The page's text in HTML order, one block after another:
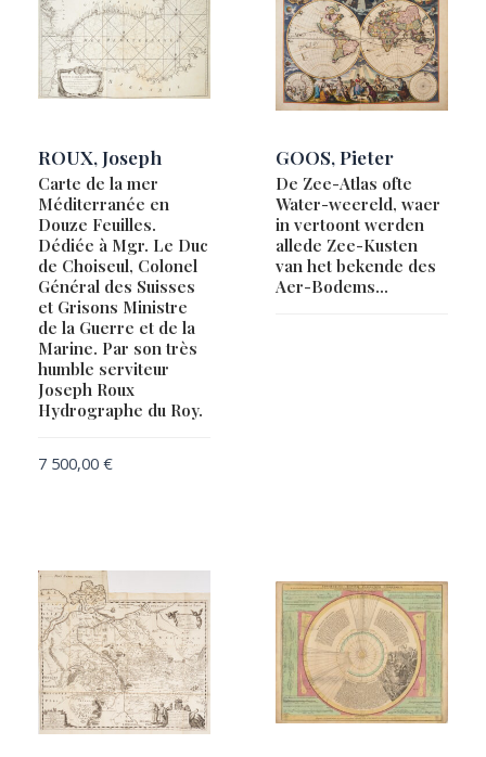
ROUX, Joseph
Carte de la mer
Méditerranée en
Douze Feuilles.
Dédiée à Mgr. Le Duc
de Choiseul, Colonel
Général des Suisses
et Grisons Ministre
de la Guerre et de la
Marine. Par son très
humble serviteur
Joseph Roux
Hydrographe du Roy.
7 500,00 €
GOOS, Pieter
De Zee-Atlas ofte
Water-weereld, waer
in vertoont werden
allede Zee-Kusten
van het bekende des
Aer-Bodems…